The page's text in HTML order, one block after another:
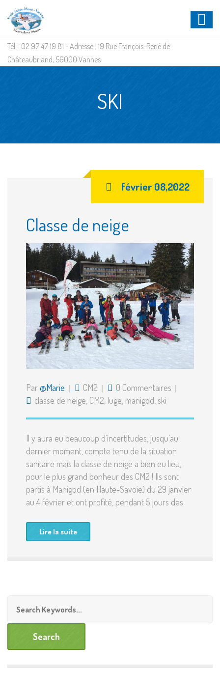
Tél. : 02 97 47 19 81 - Adresse : 19 Rue François-René de
Châteaubriand, 56000 Vannes
SKI
février 08,2022
Classe de neige
Par@Marie CM2
0 Commentaires
classe de neige, CM2, luge, manigod,ski
Il y aura eu beaucoup d’incertitudes, jusqu’au
dernier moment, compte tenu de la situation
sanitaire mais la classe de neige a bien eu lieu,
pour le plus grand bonheur des CM2 ! Ils sont
partis à Manigod (en Haute-Savoie) du 29 janvier
au 4 février et ont profité, pendant 5 jours des
Lire la suite